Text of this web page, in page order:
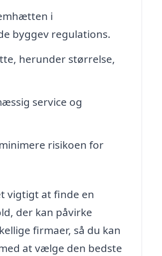
i
byggev regulations.
herunder størrelse,
service og
risikoen for
vigtigt at finde en
der kan påvirke
firmaer, så du kan
at vælge den bedste